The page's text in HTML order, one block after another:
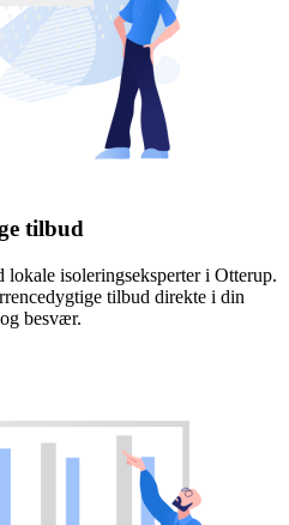
tilbud
isoleringseksperter i Otterup.
tilbud direkte i din
besvær.